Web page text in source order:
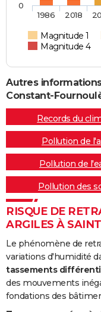
Magnitude 1
Magnitude 4
1986 2018
0
Autres
Constant-
Records du
Pollution de
Pollution de
Pollution des
RISQUE DE
ARGILES À
Le phénomène de
variations d'humidité
tassements
des mouvements
fondations des